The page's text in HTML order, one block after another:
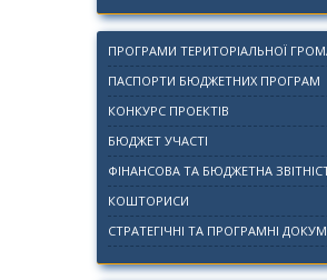
ПРОГРАМИ ТЕРИТОРІАЛЬНОЇ
ПАСПОРТИ БЮДЖЕТНИХ ПРОГРАМ
КОНКУРС ПРОЕКТІВ
БЮДЖЕТ УЧАСТІ
ФІНАНСОВА ТА БЮДЖЕТНА
КОШТОРИСИ
СТРАТЕГІЧНІ ТА ПРОГРАМНІ